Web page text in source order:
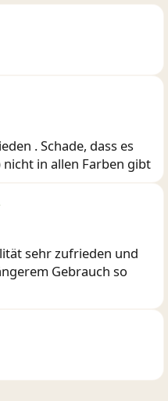
. Schade, dass es
in allen Farben gibt
sehr zufrieden und
Gebrauch so